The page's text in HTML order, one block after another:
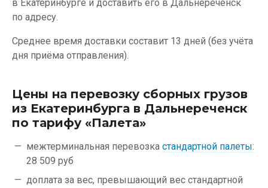
в Екатеринбурге и доставить его в Дальнереченск
по адресу.
Среднее время доставки составит 13 дней (без учёта
дня приёма отправления).
Цены на перевозку сборных грузов
из Екатеринбурга в Дальнереченск
по тарифу «Палета»
межтерминальная перевозка стандартной палеты:
28 509 руб
доплата за вес, превышающий вес стандартной